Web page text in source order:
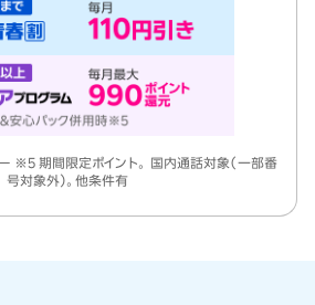
※5 期間限定ポイント。 国内通話対象（一部番
号対象外）。他条件有